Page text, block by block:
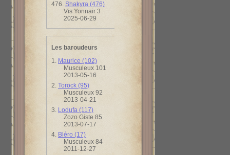
476. Shakyra (476)
Vis Yonnair 3
2025-06-29
Les baroudeurs
1. Maurice (102)
Musculeux 101
2013-05-16
2. Torock (95)
Musculeux 92
2013-04-21
3. Lodufa (117)
Zozo Giste 85
2013-07-17
4. Bléro (17)
Musculeux 84
2011-12-27